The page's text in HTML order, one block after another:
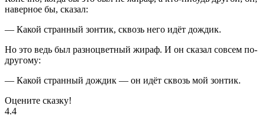
наверное бы, сказал:
— Какой странный зонтик, сквозь него идёт дождик.
Но это ведь был разноцветный жираф. И он сказал совсем по-
другому:
— Какой странный дождик — он идёт сквозь мой зонтик.
Оцените сказку!
4.4